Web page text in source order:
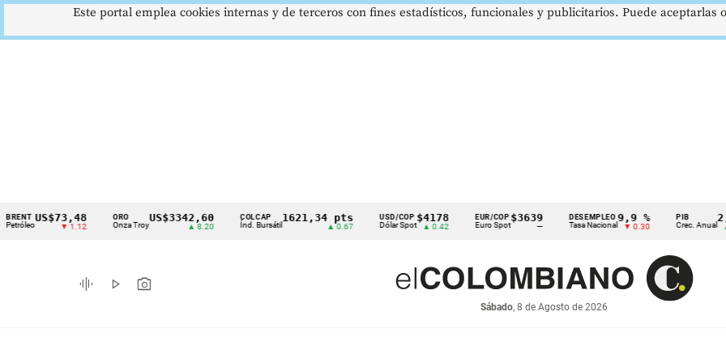
Cintillo
indicadores
económicos
US$73,48
▼ 1.12
ORO
Onza Troy
US$3342,60 COLCAP
Índ. Bursátil
1621,34 pts USD/COP
Dólar Spot
$4178
▲ 0.42
EUR/COP
Euro Spot
$3639
—
DESEMPLEO
Tasa Nacional
9,9 %
▼ 0.30
PIB
Crec. Anual
2,8 %
▲ 0.10
graphic_eq play_arrow photo_camera
Sábado, 8 de Agosto de 2026
Este portal emplea cookies internas y de terceros con fines estadísticos, funcionales y publicitarios. Puede aceptarlas